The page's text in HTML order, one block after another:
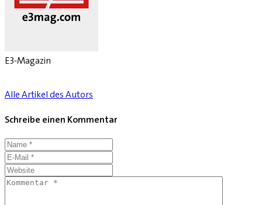
E3-Magazin
Alle Artikel des Autors
Schreibe einen Kommentar